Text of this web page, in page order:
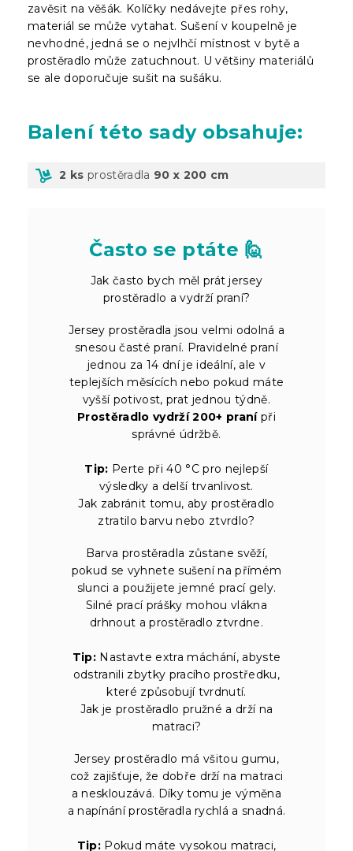
zavěsit na věšák. Kolíčky nedávejte přes rohy,
materiál se může vytahat. Sušení v koupelně je
nevhodné, jedná se o nejvlhčí místnost v bytě a
prostěradlo může zatuchnout. U většiny materiálů
se ale doporučuje sušit na sušáku.
Balenítéto sady obsahuje:
2 ks prostěradla 90 x 200 cm
Často se ptáte 🙋
Jak často bych měl prát jersey
prostěradlo a vydrží praní?
Jersey prostěradla jsou velmi odolná a
snesou časté praní. Pravidelné praní
jednou za 14 dní je ideální, ale v
teplejších měsících nebo pokud máte
vyšší potivost, prat jednou týdně.
Prostěradlo vydrží 200+ pranípři
správné údržbě.
Tip: Perte při 40 °C pro nejlepší
výsledky a delší trvanlivost.
Jak zabránit tomu, aby prostěradlo
ztratilo barvu nebo ztvrdlo?
Barva prostěradla zůstane svěží,
pokud se vyhnete sušení na přímém
slunci a použijete jemné prací gely.
Silné prací prášky mohou vlákna
drhnout a prostěradlo ztvrdne.
Tip: Nastavte extra máchání, abyste
odstranili zbytky pracího prostředku,
které způsobují tvrdnutí.
Jak je prostěradlo pružné a drží na
matraci?
Jersey prostěradlo má všitou gumu,
což zajišťuje, že dobře drží na matraci
a nesklouzává. Díky tomu je výměna
a napínání prostěradla rychlá a snadná.
Tip: Pokud máte vysokou matraci,